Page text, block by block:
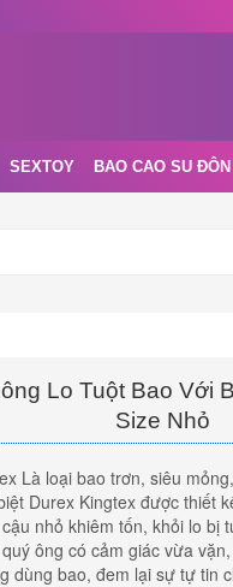
SEXTOY BAO CAO SU ĐÔN
Lo Tuột Bao Với
Size Nhỏ
Là loại bao trơn, siêu
Durex Kingtex được thiết
nhỏ khiêm tốn, khỏi lo bị
ông có cảm giác vừa
dùng bao, đem lại sự tự tin